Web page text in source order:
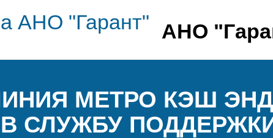
АНО
МЕТРО КЭШ ЭНД
СЛУЖБУ